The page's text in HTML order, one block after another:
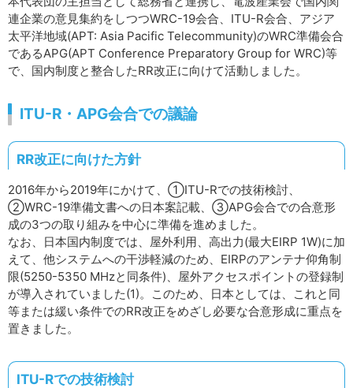
連企業の意見集約をしつつWRC-19会合、ITU-R会合、アジア
太平洋地域(APT: Asia Pacific Telecommunity)のWRC準備会合
であるAPG(APT Conference Preparatory Group for WRC)等
で、国内制度と整合したRR改正に向けて活動しました。
ITU-R・APG会合での議論
RR改正に向けた方針
2016年から2019年にかけて、①ITU-Rでの技術検討、
②WRC-19準備文書への日本案記載、③APG会合での合意形
成の3つの取り組みを中心に準備を進めました。
なお、日本国内制度では、屋外利用、高出力(最大EIRP 1W)に加
えて、他システムへの干渉軽減のため、EIRPのアンテナ仰角制
限(5250-5350 MHzと同条件)、屋外アクセスポイントの登録制
が導入されていました(1)。このため、日本としては、これと同
等または緩い条件でのRR改正をめざし必要な合意形成に重点を
置きました。
ITU-Rでの技術検討